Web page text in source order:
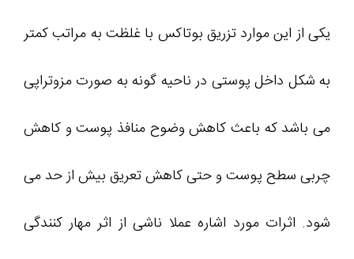
یکی از این موارد تزریق بوتاکس با غلظت به مراتب کمتر
به شکل داخل پوستی در ناحیه گونه به صورت مزوتراپی
می باشد که باعث کاهش وضوح منافذ پوست و کاهش
چربی سطح پوست و حتی کاهش تعریق بیش از حد می
شود. اثرات مورد اشاره عملا ناشی از اثر مهار کنندگی